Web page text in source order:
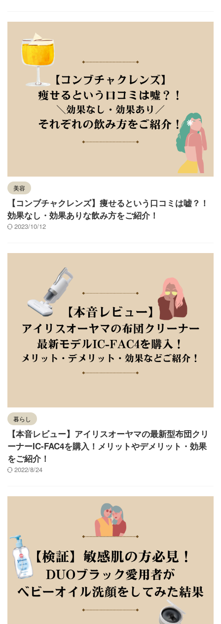
美容
【コンブチャクレンズ】痩せるという口コミは嘘？！
効果なし・効果ありな飲み方をご紹介！
2023/10/12
暮らし
【本音レビュー】アイリスオーヤマの最新型布団クリ
ーナーIC-FAC4を購入！メリットやデメリット・効果
をご紹介！
2022/8/24